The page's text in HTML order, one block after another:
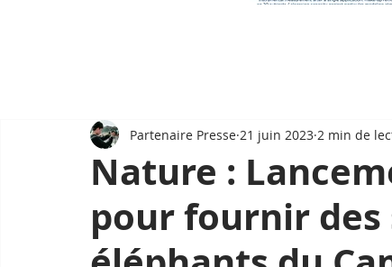
Nature :
pour fournir des
Partenaire Presse 21 juin 2023 2 min de